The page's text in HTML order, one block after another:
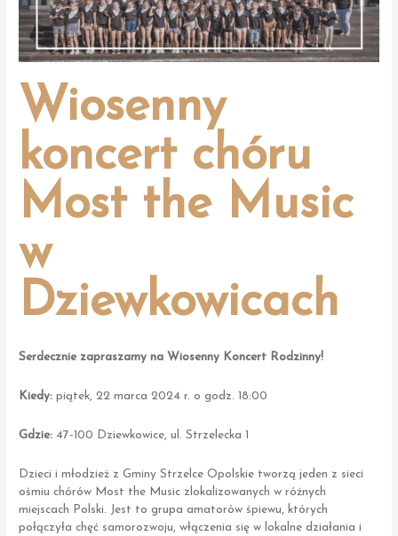
Wiosenny
koncert chóru
Most the Music
w
Dziewkowicach
Serdecznie zapraszamy na Wiosenny Koncert Rodzinny!
Kiedy: piątek, 22 marca 2024 r. o godz. 18:00
Gdzie: 47-100 Dziewkowice, ul. Strzelecka 1
Dzieci i młodzież z Gminy Strzelce Opolskie tworzą jeden z sieci
ośmiu chórów Most the Music zlokalizowanych w różnych
miejscach Polski. Jest to grupa amatorów śpiewu, których
połączyła chęć samorozwoju, włączenia się w lokalne działania i